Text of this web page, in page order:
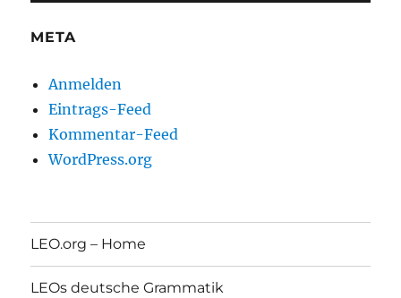
META
Anmelden
Eintrags-Feed
Kommentar-Feed
WordPress.org
LEO.org – Home
LEOs deutsche Grammatik